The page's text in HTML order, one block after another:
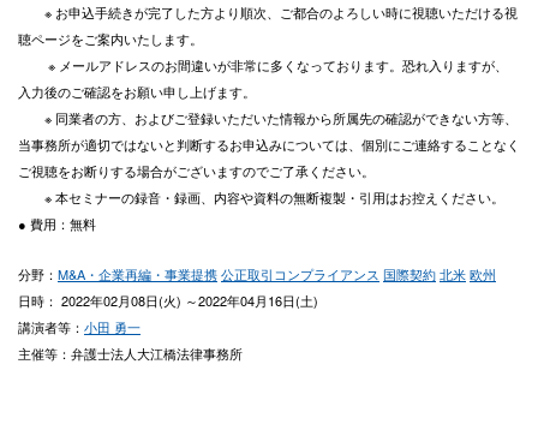
※ お申込手続きが完了した方より順次、ご都合のよろしい時に視聴いただける視
聴ページをご案内いたします。
※ メールアドレスのお間違いが非常に多くなっております。恐れ入りますが、
入力後のご確認をお願い申し上げます。
※ 同業者の方、およびご登録いただいた情報から所属先の確認ができない方等、
当事務所が適切ではないと判断するお申込みについては、個別にご連絡することなく
ご視聴をお断りする場合がございますのでご了承ください。
※ 本セミナーの録音・録画、内容や資料の無断複製・引用はお控えください。
● 費用：無料
分野： M&A・企業再編・事業提携公正取引コンプライアンス 国際契約北米欧州
日時： 2022年02月08日(火) ～2022年04月16日(土)
講演者等： 小田 勇一
主催等：弁護士法人大江橋法律事務所